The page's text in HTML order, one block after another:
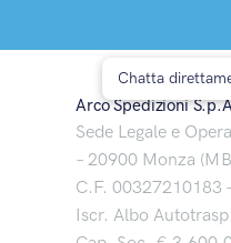
Arco Spedizioni
Sede Legale e
– 20900 Monza
C.F. 00327210183
Iscr. Albo
Chatta